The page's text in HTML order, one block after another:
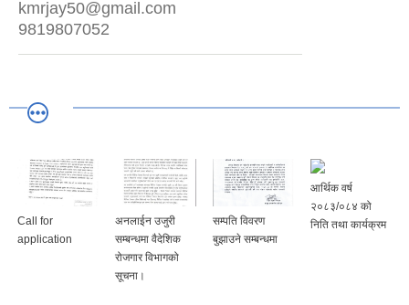
kmrjay50@gmail.com
9819807052
Call for
application
अनलाईन उजुरी
सम्बन्धमा वैदेशिक
रोजगार विभागको
सूचना।
सम्पति विवरण
बुझाउने सम्बन्धमा
आर्थिक वर्ष
२०८३/०८४ को
निति तथा कार्यक्रम